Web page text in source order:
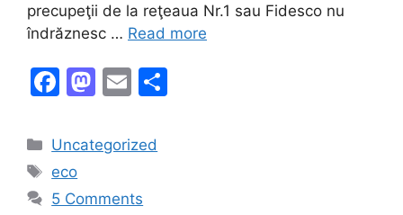
precupeţii de la reţeaua Nr.1 sau Fidesco nu
îndrăznesc … Read more
F
c
e
b
M
st
d
E
ai
Categories
Uncategorized
Tags
eco
5 Comments